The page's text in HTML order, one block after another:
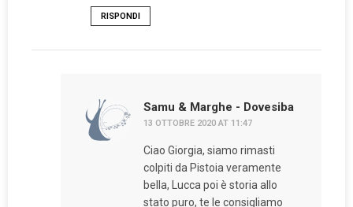
RISPONDI
Samu & Marghe - Dovesiba
13 OTTOBRE 2020 AT 11:47
Ciao Giorgia, siamo rimasti
colpiti da Pistoia veramente
bella, Lucca poi è storia allo
stato puro, te le consigliamo